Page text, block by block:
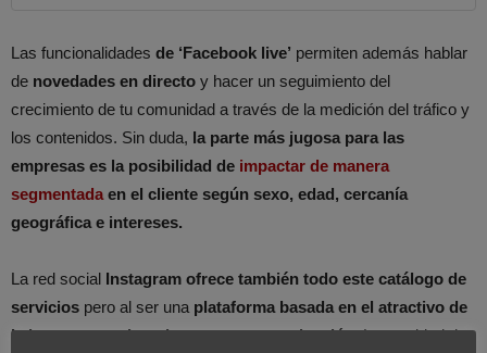
Las funcionalidades de ‘Facebook live’ permiten además hablar
de novedades en directo y hacer un seguimiento del
crecimiento de tu comunidad a través de la medición del tráfico y
los contenidos. Sin duda, la parte más jugosa para las
empresas es la posibilidad de impactar de manera
segmentada en el cliente según sexo, edad, cercanía
geográfica e intereses.
La red social Instagram ofrece también todo este catálogo de
servicios pero al ser una plataforma basada en el atractivo de
la imagen,requiere de una mayor producción. La cantidad de